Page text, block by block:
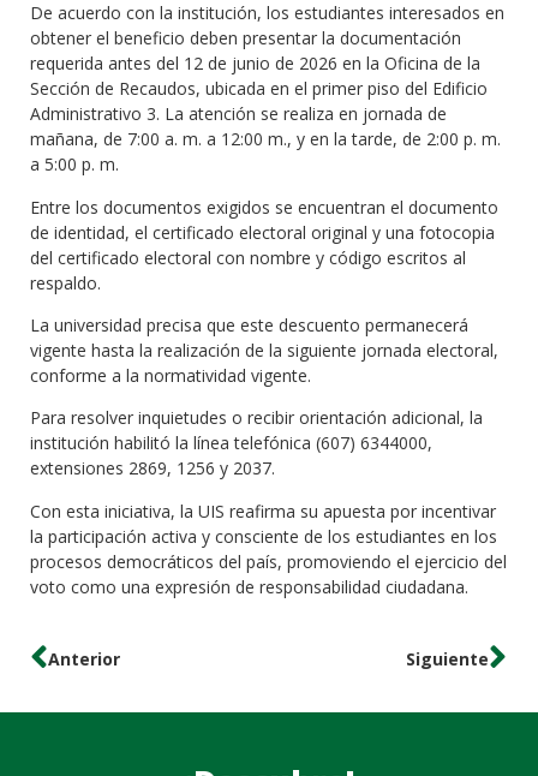
De acuerdo con la institución, los estudiantes interesados en
obtener el beneficio deben presentar la documentación
requerida antes del 12 de junio de 2026 en la Oficina de la
Sección de Recaudos, ubicada en el primer piso del Edificio
Administrativo 3. La atención se realiza en jornada de
mañana, de 7:00 a. m. a 12:00 m., y en la tarde, de 2:00 p. m.
a 5:00 p. m.
Entre los documentos exigidos se encuentran el documento
de identidad, el certificado electoral original y una fotocopia
del certificado electoral con nombre y código escritos al
respaldo.
La universidad precisa que este descuento permanecerá
vigente hasta la realización de la siguiente jornada electoral,
conforme a la normatividad vigente.
Para resolver inquietudes o recibir orientación adicional, la
institución habilitó la línea telefónica (607) 6344000,
extensiones 2869, 1256 y 2037.
Con esta iniciativa, la UIS reafirma su apuesta por incentivar
la participación activa y consciente de los estudiantes en los
procesos democráticos del país, promoviendo el ejercicio del
voto como una expresión de responsabilidad ciudadana.
Anterior Siguiente